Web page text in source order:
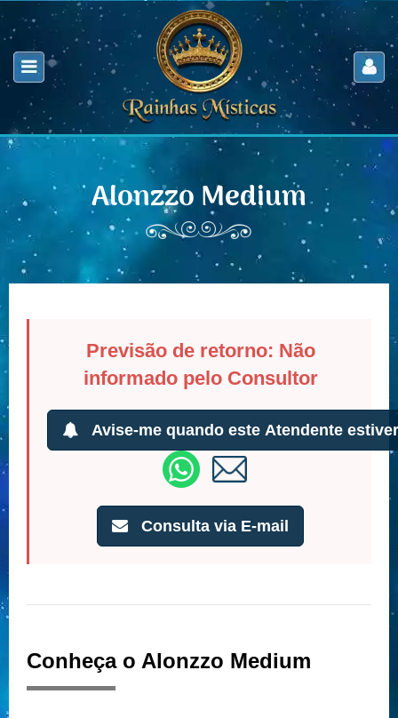
Alonzzo Medium
Previsão de retorno: Não
informado pelo Consultor
Avise-me quando este Atendente
Consulta via E-mail
Conheça o Alonzzo Medium